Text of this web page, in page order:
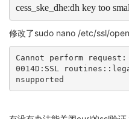
cess_ske_dhe:dh key too
修改了sudo nano /etc/ssl/
Cannot perform
0014D:SSL
nsupported